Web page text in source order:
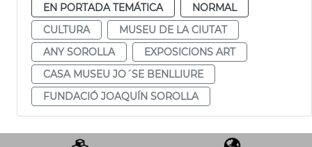
EN PORTADA TEMÁTICA
NORMAL
CULTURA
MUSEU DE LA CIUTAT
ANY SOROLLA
EXPOSICIONS ART
CASA MUSEU JO´SE BENLLIURE
FUNDACIÓ JOAQUÍN SOROLLA